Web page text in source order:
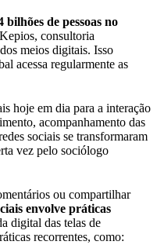
de pessoas no
consultoria
meios digitais. Isso
acessa regularmente as
hoje em dia para a interação
acompanhamento das
sociais se transformaram
vez pelo sociólogo
ou compartilhar
envolve práticas
digital das telas de
recorrentes, como: